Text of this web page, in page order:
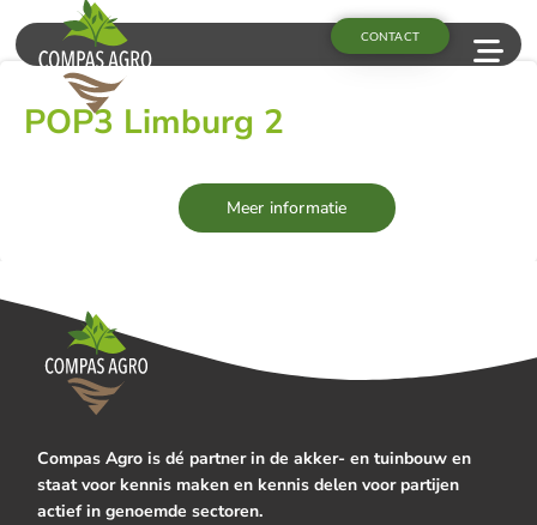
CONTACT
POP3 Limburg 2
Meer informatie
Compas Agro is dé partner in de akker- en tuinbouw en
staat voor kennis maken en kennis delen voor partijen
actief in genoemde sectoren.